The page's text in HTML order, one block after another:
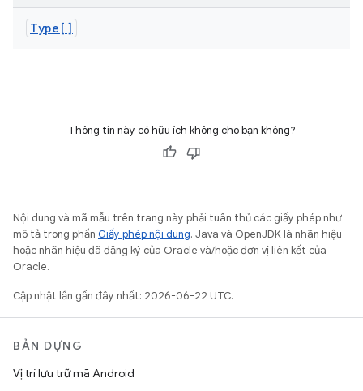
Type[]
Thông tin này có hữu ích không cho bạn không?
Nội dung và mã mẫu trên trang này phải tuân thủ các giấy phép như
mô tả trong phần Giấy phép nội dung. Java và OpenJDK là nhãn hiệu
hoặc nhãn hiệu đã đăng ký của Oracle và/hoặc đơn vị liên kết của
Oracle.
Cập nhật lần gần đây nhất: 2026-06-22 UTC.
BẢN DỰNG
Vị trí lưu trữ mã Android